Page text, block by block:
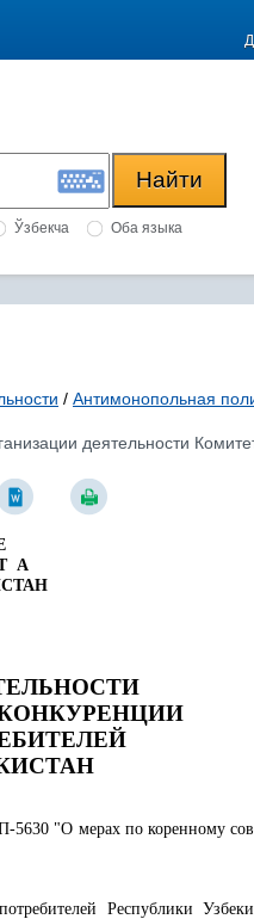
Ўзбекча Оба языка
/ Антимонопольная
деятельности
А
5630 "О мерах по коренному
Республики